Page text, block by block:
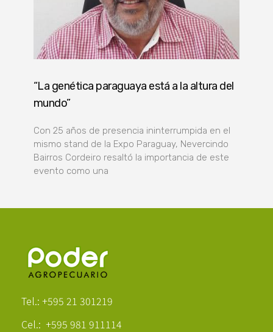
“La genética paraguaya está a la altura del
mundo”
Con 25 años de presencia ininterrumpida en el
mismo stand de la Expo Paraguay, Nevercindo
Bairros Cordeiro resaltó la importancia de este
evento como una
Tel.: +595 21 301219
Cel.: +595 981 911114